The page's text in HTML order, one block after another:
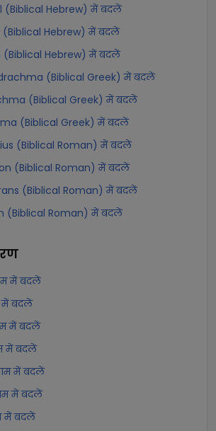
(Biblical Hebrew) में बदलें
(Biblical Hebrew) में बदलें
(Biblical Hebrew) में बदलें
(Biblical Greek) में बदलें
(Biblical Greek) में बदलें
(Biblical Greek) में बदलें
(Biblical Roman) में बदलें
(Biblical Roman) में बदलें
(Biblical Roman) में बदलें
(Biblical Roman) में बदलें
में बदलें
में बदलें
में बदलें
में बदलें
में बदलें
में बदलें
में बदलें